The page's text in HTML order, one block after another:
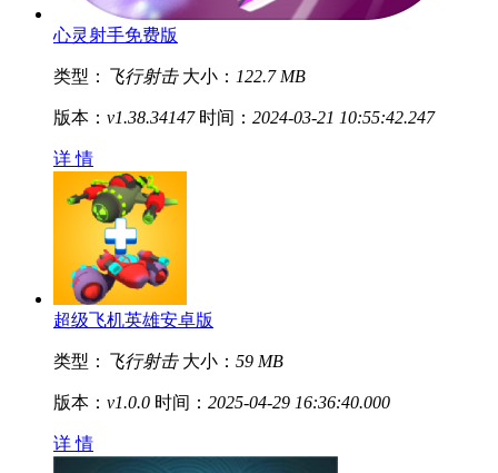
心灵射手免费版
类型： 飞行射击 大小： 122.7 MB
版本： v1.38.34147 时间： 2024-03-21 10:55:42.247
详 情
超级飞机英雄安卓版
类型： 飞行射击 大小： 59 MB
版本： v1.0.0 时间： 2025-04-29 16:36:40.000
详 情